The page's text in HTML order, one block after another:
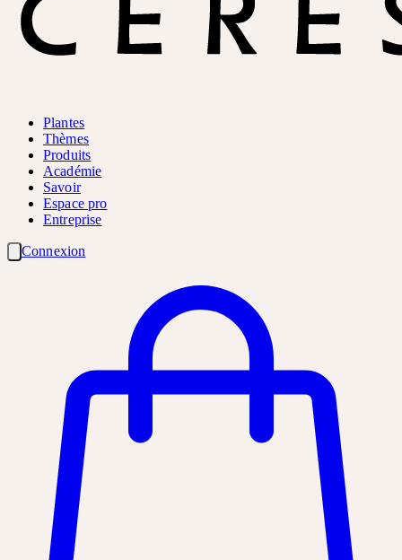
Plantes
Thèmes
Produits
Académie
Savoir
Espace pro
Entreprise
Connexion